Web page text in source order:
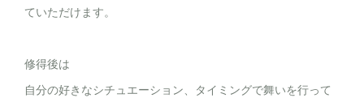
ていただけます。
修得後は
自分の好きなシチュエーション、タイミングで舞いを行って